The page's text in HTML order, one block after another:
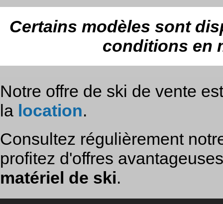
Certains modèles sont
conditions en
Notre offre de ski de vente
la location.
Consultez régulièrement
profitez d'offres
matériel de ski.